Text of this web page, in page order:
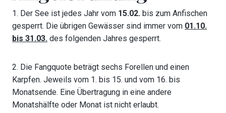
1. Der See ist jedes Jahr vom 15.02. bis zum Anfischen
gesperrt. Die übrigen Gewässer sind immer vom 01.10.
bis 31.03. des folgenden Jahres gesperrt.
2. Die Fangquote beträgt sechs Forellen und einen
Karpfen. Jeweils vom 1. bis 15. und vom 16. bis
Monatsende. Eine Übertragung in eine andere
Monatshälfte oder Monat ist nicht erlaubt.